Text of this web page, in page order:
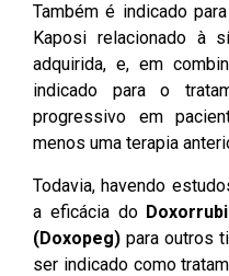
Também é indicado
Kaposi relacionado à
adquirida, e, em
indicado para o
progressivo em
menos uma terapia
Todavia, havendo
a eficácia do
(Doxopeg) para outros
ser indicado como